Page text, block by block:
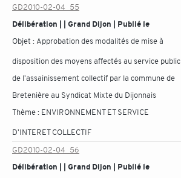
GD2010-02-04_55
Délibération | | Grand Dijon | Publié le
Objet : Approbation des modalités de mise à
disposition des moyens affectés au service public
de l'assainissement collectif par la commune de
Bretenière au Syndicat Mixte du Dijonnais
Thème : ENVIRONNEMENT ET SERVICE
D'INTERET COLLECTIF
GD2010-02-04_56
Délibération | | Grand Dijon | Publié le